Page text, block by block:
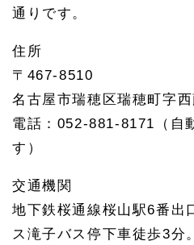
1.
4
相続
した
1.
5
町の
通りです。
住所
〒467-8510
名古屋市瑞穂区瑞穂町字
電話：052-881-8171（自
す）
交通機関
地下鉄桜通線桜山駅6番出
ス滝子バス停下車徒歩3分。